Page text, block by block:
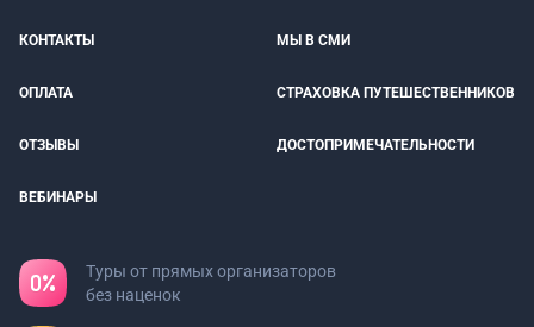
КОНТАКТЫ МЫ В СМИ
ОПЛАТА СТРАХОВКА ПУТЕШЕСТВЕННИКОВ
ОТЗЫВЫ ДОСТОПРИМЕЧАТЕЛЬНОСТИ
ВЕБИНАРЫ
Туры от прямых организаторов
без наценок